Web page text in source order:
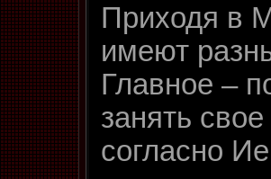
Приходя в
имеют
Главное –
занять
согласно